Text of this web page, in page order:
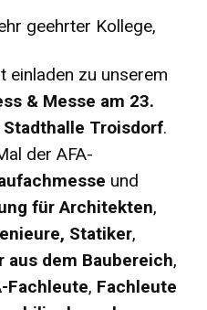
geehrter Kollege,
einladen zu unserem
& Messe am 23.
Troisdorf.
der AFA-
und
für Architekten,
Statiker,
aus dem Baubereich,
Fachleute, Fachleute